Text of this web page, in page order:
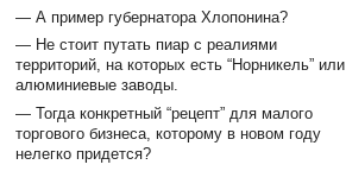
— А пример губернатора Хлопонина?
— Не стоит путать пиар с реалиями
территорий, на которых есть “Норникель” или
алюминиевые заводы.
— Тогда конкретный “рецепт” для малого
торгового бизнеса, которому в новом году
нелегко придется?